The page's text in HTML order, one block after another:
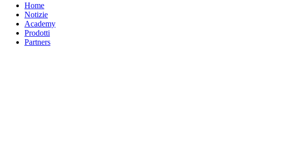
Home
Notizie
Academy
Prodotti
Partners